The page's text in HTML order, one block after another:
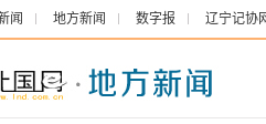
闻 地方新闻 数字报 辽宁记协